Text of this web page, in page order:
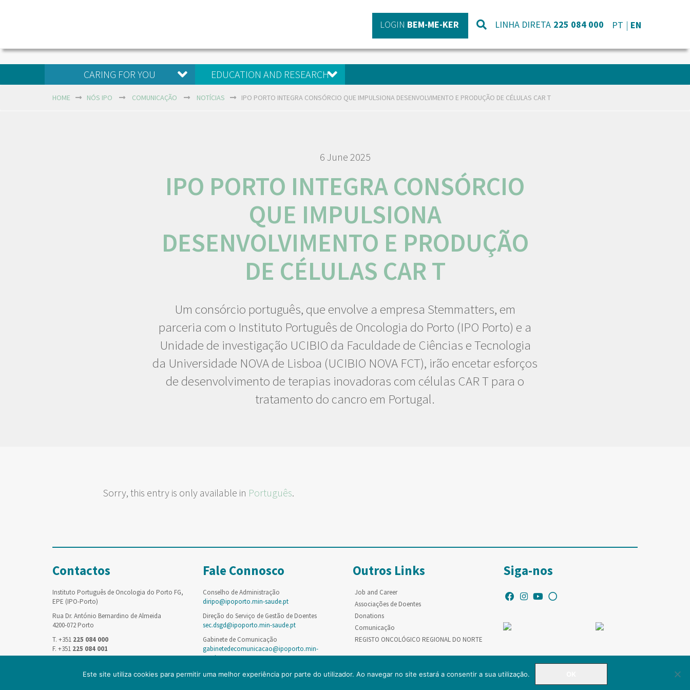
LOGIN BEM-ME-KER LINHA DIRETA 225 084 000 PT EN
CARING FOR YOU EDUCATION AND RESEARCH
HOME NÓS IPO COMUNICAÇÃO NOTÍCIAS IPO PORTO INTEGRA CONSÓRCIO QUE IMPULSIONA DESENVOLVIMENTO E PRODUÇÃO DE CÉLULAS CAR T
6 June 2025
IPO PORTO INTEGRA CONSÓRCIO
QUE IMPULSIONA
DESENVOLVIMENTO E PRODUÇÃO
DE CÉLULAS CAR T
Um consórcio português, que envolve a empresa Stemmatters, em
parceria com o Instituto Português de Oncologia do Porto (IPO Porto) e a
Unidade de investigação UCIBIO da Faculdade de Ciências e Tecnologia
da Universidade NOVA de Lisboa (UCIBIO NOVA FCT), irão encetar esforços
de desenvolvimento de terapias inovadoras com células CAR T para o
tratamento do cancro em Portugal.
Sorry, this entry is only available in Português.
Contactos
Instituto Português de Oncologia do Porto FG,
EPE (IPO-Porto)
Rua Dr. António Bernardino de Almeida
4200-072 Porto
T. +351 225 084 000
F. +351 225 084 001
Fale Connosco
Conselho de Administração
diripo@ipoporto.min-saude.pt
Direção do Serviço de Gestão de Doentes
sec.dsgd@ipoporto.min-saude.pt
Gabinete de Comunicação
gabinetedecomunicacao@ipoporto.min-
saude.pt
Outros Links
Job and Career
Associações de Doentes
Donations
Comunicação
REGISTO ONCOLÓGICO REGIONAL DO NORTE
Siga-nos
Este site utiliza cookies para permitir uma melhor experiência por parte do utilizador. Ao navegar no site estará a consentir a sua utilização.